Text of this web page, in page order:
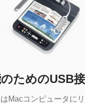
ためのUSB
Macコンピュータに